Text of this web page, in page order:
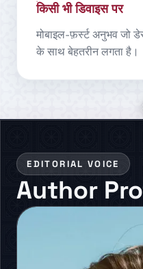
किसी भी डिवाइस पर
मोबाइल-फ़र्स्ट अनुभव जो
के साथ बेहतरीन लगता है।
EDITORIAL VOICE
Author